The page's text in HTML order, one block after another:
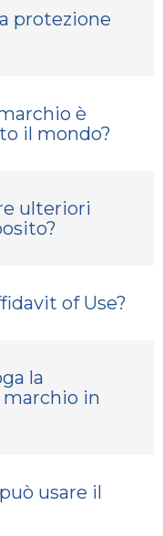
protezione
è
il mondo?
ulteriori
of Use?
la
in
usare il